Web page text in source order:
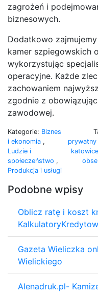
zagrożeń i
biznesowych.
Dodatkowo
kamer szpiegowskich
wykorzystując
operacyjne. Każde
zachowaniem
zgodnie z
zawodowej.
Kategorie: Biznes
i ekonomia ,
Ludzie i
społeczeństwo ,
Produkcja i usługi
katowice
Podobne wpisy
Oblicz ratę i koszt
Gazeta Wieliczka
Wielickiego
Alenadruk.pl-